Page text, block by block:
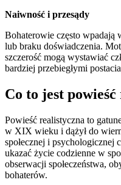
Naiwność i przesądy
Bohaterowie często wpadają
lub braku doświadczenia.
szczerość mogą wystawiać
bardziej przebiegłymi
Co to jest
Powieść realistyczna to
w XIX wieku i dążył do
społecznej i psychologicznej
ukazać życie codzienne w
obserwacji społeczeństwa,
bohaterów.